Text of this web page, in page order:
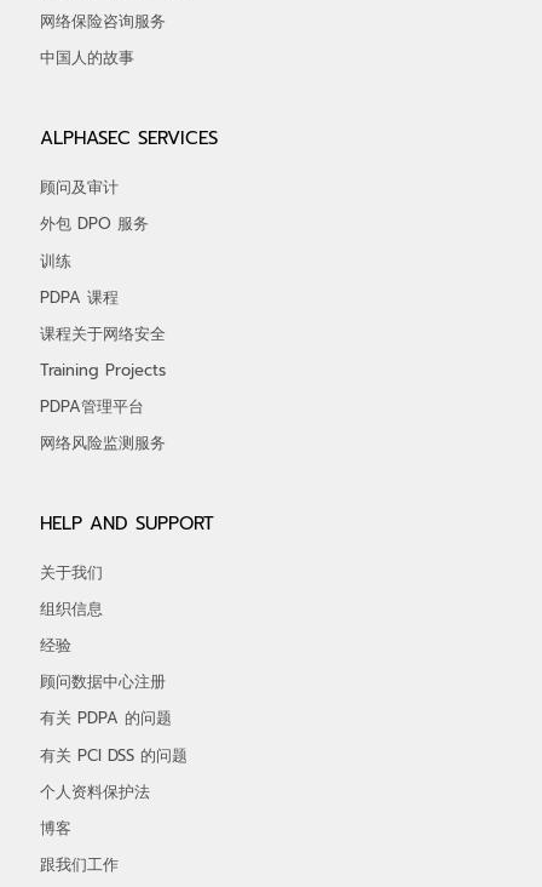
网络保险咨询服务
中国人的故事
ALPHASEC SERVICES
顾问及审计
外包 DPO 服务
训练
PDPA 课程
课程关于网络安全
Training Projects
PDPA管理平台
网络风险监测服务
HELP AND SUPPORT
关于我们
组织信息
经验
顾问数据中心注册
有关 PDPA 的问题
有关 PCI DSS 的问题
个人资料保护法
博客
跟我们工作